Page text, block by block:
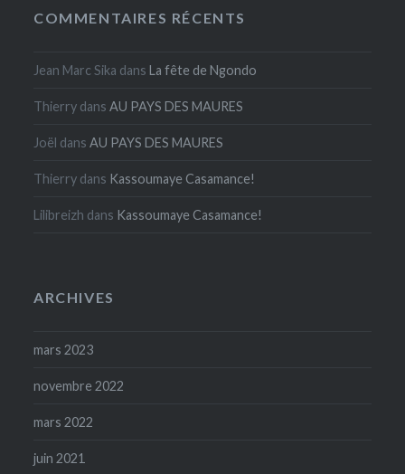
COMMENTAIRES RÉCENTS
Jean Marc Sika dansLa fête de Ngondo
Thierry dansAU PAYS DES MAURES
Joël dansAU PAYS DES MAURES
Thierry dans Kassoumaye Casamance!
Lilibreizh dans Kassoumaye Casamance!
ARCHIVES
mars 2023
novembre 2022
mars 2022
juin 2021